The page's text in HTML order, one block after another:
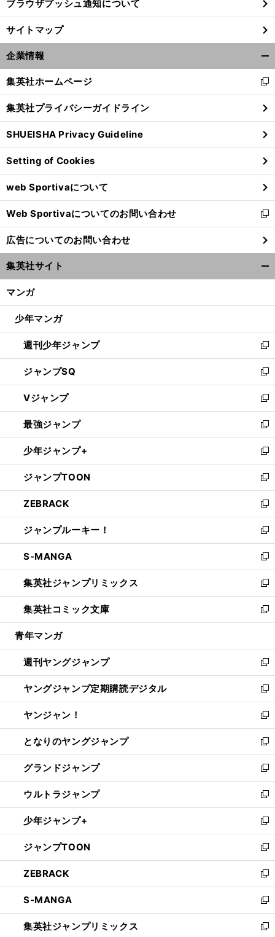
ブラウザプッシュ通知について
サイトマップ
企業情報
閉
る
集英社ホームページ
新
し
い
ウ
ィ
ン
ド
ウ
で
開
く
集英社プライバシーガイドライン
SHUEISHA Privacy Guideline
Setting of Cookies
web Sportivaについて
Web Sportivaについてのお問い合わせ
新
し
い
ウ
ィ
ン
ウ
開
く
広告についてのお問い合わせ
集英社サイト
マンガ
少年マンガ
週刊少年ジャンプ
新
し
い
ウ
ィ
ン
ド
ウ
で
開
く
ジャンプSQ
新
し
い
ウ
ィ
ン
ド
ウ
で
開
く
Vジャンプ
新
し
い
ウ
ィ
ン
ド
ウ
で
開
く
最強ジャンプ
新
し
い
ウ
ィ
ン
ド
ウ
で
開
く
少年ジャンプ+
新
し
い
ウ
ィ
ン
ド
ウ
で
開
く
ジャンプTOON
新
し
い
ウ
ィ
ン
ド
ウ
で
開
く
ZEBRACK
新
し
い
ウ
ィ
ン
ド
ウ
で
開
ジャンプルーキー！
新
し
い
ウ
ィ
ン
ド
ウ
開
く
S-MANGA
新
し
い
ウ
ィ
ン
ウ
で
開
く
集英社ジャンプリミックス
新
し
い
ウ
ン
ド
ウ
で
開
く
集英社コミック文庫
新
し
ウ
ィ
ン
ド
ウ
で
開
く
青年マンガ
週刊ヤングジャンプ
新
し
い
ウ
ィ
ン
ド
ウ
で
開
く
ヤングジャンプ定期購読デジタル
新
し
い
ウ
ィ
ン
ド
ウ
で
開
く
ヤンジャン！
新
し
い
ウ
ィ
ン
ド
ウ
で
開
く
となりのヤングジャンプ
新
し
い
ウ
ィ
ン
ド
ウ
で
開
く
グランドジャンプ
新
し
い
ウ
ィ
ン
ド
ウ
で
開
く
ウルトラジャンプ
新
し
い
ウ
ィ
ン
ド
ウ
で
開
く
少年ジャンプ+
新
し
い
ウ
ィ
ン
ド
ウ
で
ジャンプTOON
新
し
い
ウ
ィ
ン
ド
ZEBRACK
新
し
い
ウ
ィ
S-MANGA
新
し
い
集英社ジャンプリミックス
新